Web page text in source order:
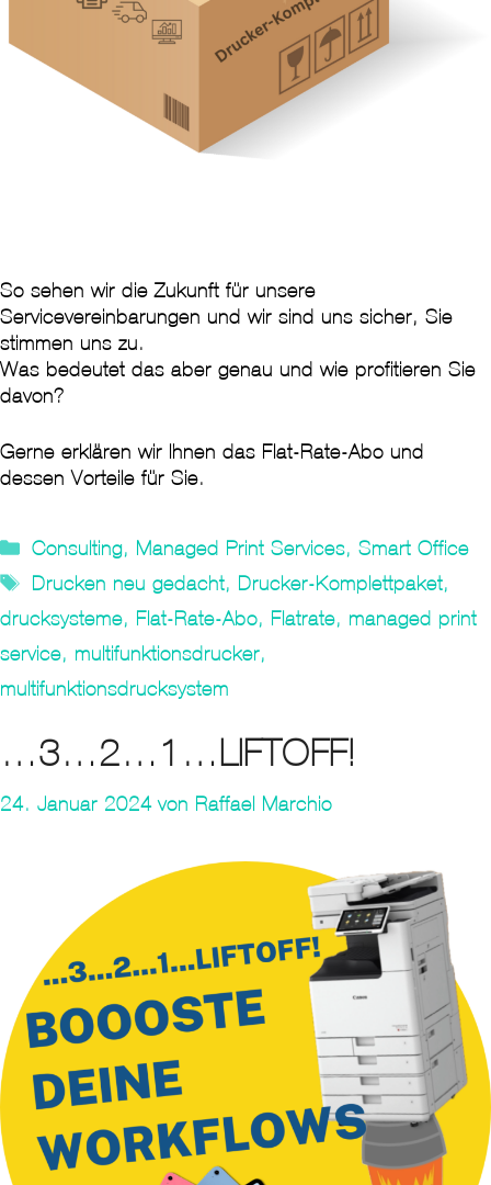
So sehen wir die Zukunft für unsere
Servicevereinbarungen und wir sind uns sicher, Sie
stimmen uns zu.
Was bedeutet das aber genau und wie profitieren Sie
davon?
Gerne erklären wir Ihnen das Flat-Rate-Abo und
dessen Vorteile für Sie.
Kategorien
Consulting, Managed Print Services, Smart Office
Tags
Drucken neu gedacht, Drucker-Komplettpaket,
drucksysteme, Flat-Rate-Abo, Flatrate, managed print
service, multifunktionsdrucker,
multifunktionsdrucksystem
…3…2…1…LIFTOFF!
24. Januar 2024 von Raffael Marchio